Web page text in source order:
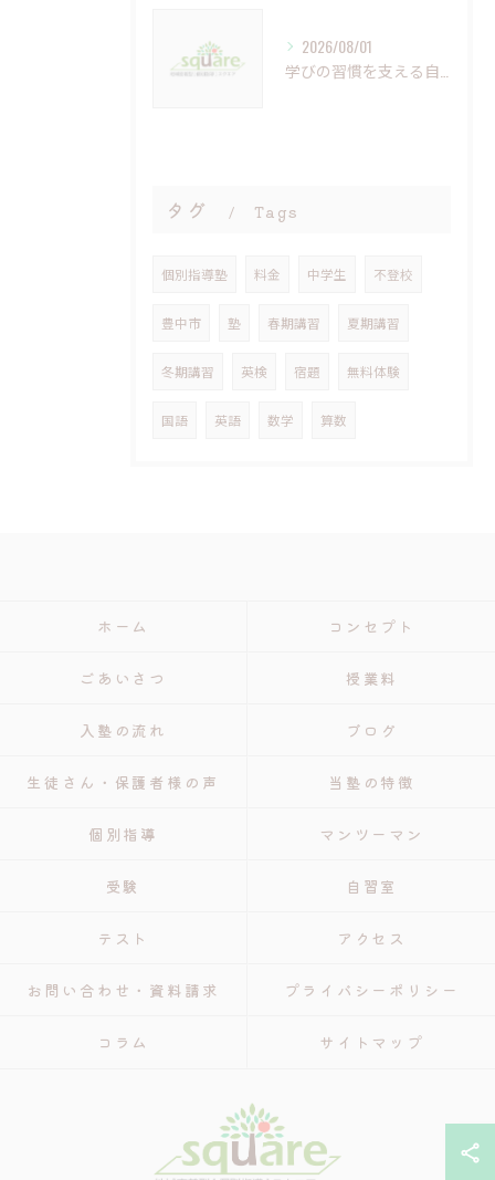
2026/08/01
タグ Tags
個別指導塾 料金 中学生 不登校
豊中市 塾 春期講習 夏期講習
冬期講習 英検 宿題 無料体験
国語 英語 数学 算数
ホーム コンセプト
ごあいさつ 授業料
入塾の流れ ブログ
生徒さん・保護者様の声 当塾の特徴
個別指導 マンツーマン
受験 自習室
テスト アクセス
お問い合わせ・資料請求 プライバシーポリシー
コラム サイトマップ